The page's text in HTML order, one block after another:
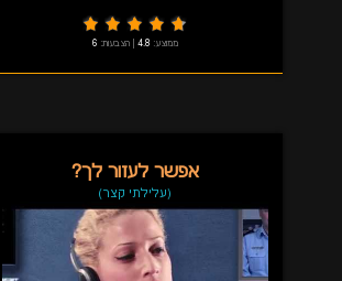
ממוצע: 4.8
|הצבעות: 6
אפשר לעזור לך?
(עלילתי קצר)